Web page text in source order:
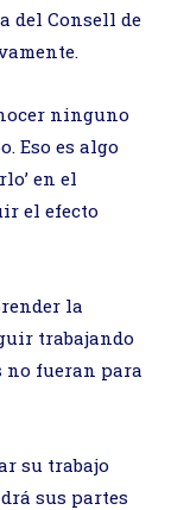
del Consell de
ninguno
Eso es algo
en el
el efecto
la
trabajando
no fueran para
su trabajo
sus partes